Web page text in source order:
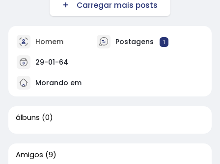
Carregar mais posts
Homem Postagens 1
29-01-64
Morando em
álbuns (0)
Amigos (9)